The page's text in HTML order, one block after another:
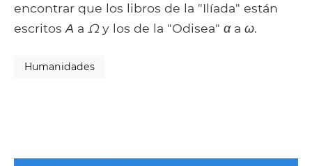
encontrar que los libros de la "Ilíada" están
escritos Α a Ω y los de la "Odisea" α a ω.
Humanidades